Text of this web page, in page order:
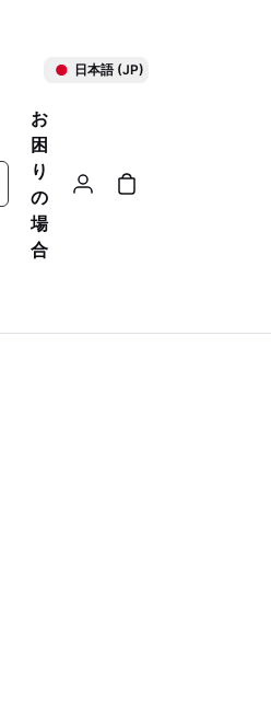
日本語 (JP)
お
困
り
の
場
合